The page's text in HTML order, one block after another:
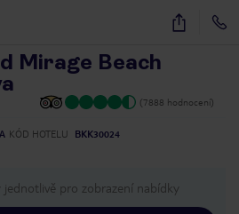
91
Mirage Beach
(7888 hodnocení)
KÓD HOTELU
BKK30024
pro zobrazení nabídky